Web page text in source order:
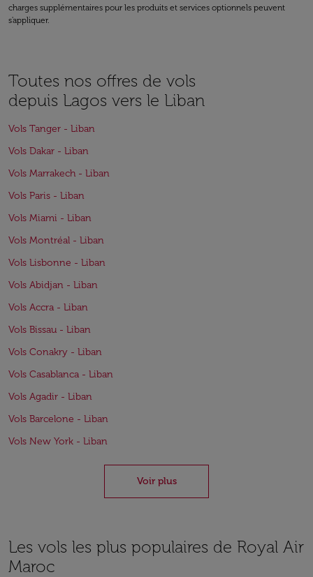
charges supplémentaires pour les produits et services optionnels peuvent
s'appliquer.
Toutes nos offres de vols
depuis Lagos vers le Liban
Vols Tanger - Liban
Vols Dakar - Liban
Vols Marrakech - Liban
Vols Paris - Liban
Vols Miami - Liban
Vols Montréal - Liban
Vols Lisbonne - Liban
Vols Abidjan - Liban
Vols Accra - Liban
Vols Bissau - Liban
Vols Conakry - Liban
Vols Casablanca - Liban
Vols Agadir - Liban
Vols Barcelone - Liban
Vols New York - Liban
Voir plus
Les vols les plus populaires de Royal Air
Maroc